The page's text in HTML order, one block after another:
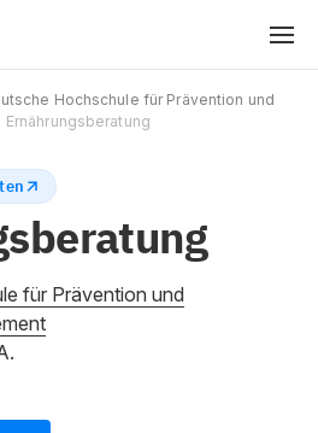
Hochschule für Prävention und
Ernährungsberatung
für Prävention und